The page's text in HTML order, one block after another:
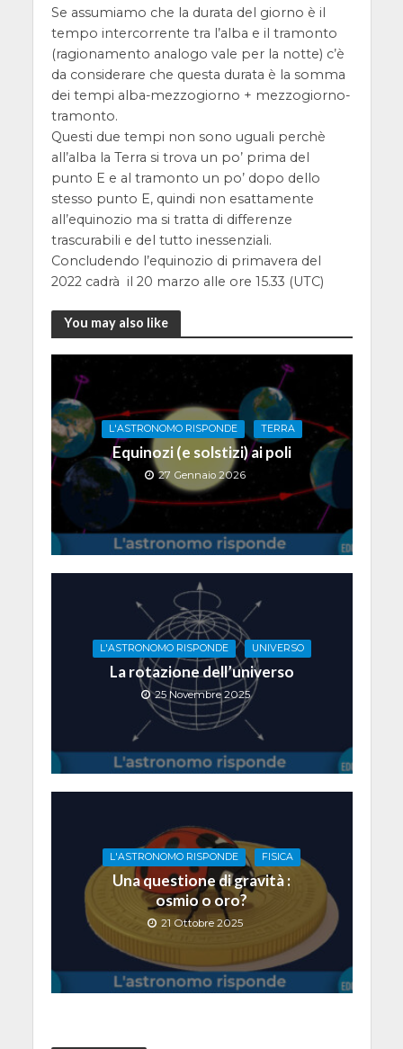
Se assumiamo che la durata del giorno è il
tempo intercorrente tra l’alba e il tramonto
(ragionamento analogo vale per la notte) c’è
da considerare che questa durata è la somma
dei tempi alba-mezzogiorno + mezzogiorno-
tramonto.
Questi due tempi non sono uguali perchè
all’alba la Terra si trova un po’ prima del
punto E e al tramonto un po’ dopo dello
stesso punto E, quindi non esattamente
all’equinozio ma si tratta di differenze
trascurabili e del tutto inessenziali.
Concludendo l’equinozio di primavera del
2022 cadrà il 20 marzo alle ore 15.33 (UTC)
You may also like
L'ASTRONOMO RISPONDE TERRA
Equinozi (e solstizi) ai poli
27 Gennaio 2026
L'ASTRONOMO RISPONDE UNIVERSO
La rotazione dell’universo
25 Novembre 2025
L'ASTRONOMO RISPONDE FISICA
Una questione di gravità :
osmio o oro?
21 Ottobre 2025